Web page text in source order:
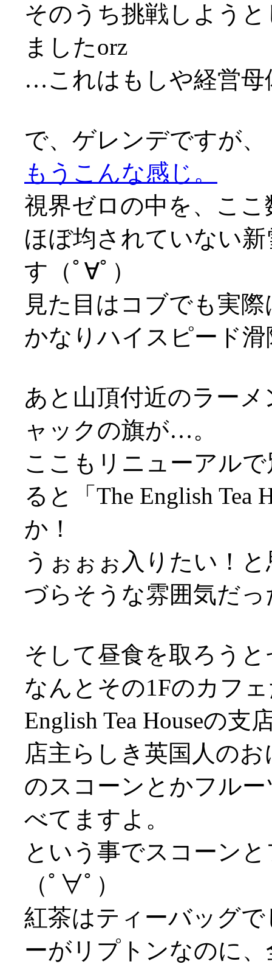
そのうち挑戦しよう
ましたorz
…これはもしや経営母
で、ゲレンデですが、
もうこんな感じ。
視界ゼロの中を、こ
ほぼ均されていない
す（ﾟ∀ﾟ）
見た目はコブでも実
かなりハイスピード
あと山頂付近のラー
ャックの旗が…。
ここもリニューアル
ると「The English Tea
か！
うぉぉぉ入りたい！
づらそうな雰囲気だ
そして昼食を取ろう
なんとその1Fのカフ
English Tea Houseの支
店主らしき英国人の
のスコーンとかフル
べてますよ。
という事でスコーン
（ﾟ∀ﾟ）
紅茶はティーバッグ
ーがリプトンなのに